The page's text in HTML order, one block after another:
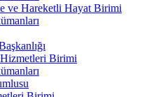
ve Hareketli Hayat Birimi
Birimi